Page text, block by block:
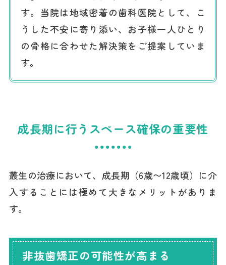
す。当院は地域密着の歯科医院として、こ
うした不安に寄り添い、お子様一人ひとり
の骨格に合わせた解決策をご提案していま
す。
成長期に行うスペース確保の重要性
叢生の治療において、成長期（6歳〜12歳頃）に介
入することには極めて大きなメリットがありま
す。
非抜歯矯正の可能性が高まる